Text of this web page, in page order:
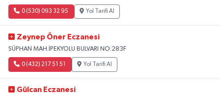
0 (530) 093 32 95 Yol Tarifi Al
Zeynep Öner Eczanesi
SÜPHAN MAH.İPEKYOLU BULVARI NO:283F
0 (432) 217 51 51 Yol Tarifi Al
Gülcan Eczanesi